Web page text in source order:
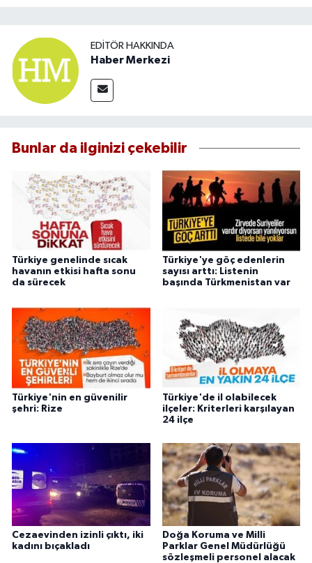
EDITÖR HAKKINDA
Haber Merkezi
Bunlar da ilginizi çekebilir
Türkiye genelinde sıcak
havanın etkisi hafta sonu
da sürecek
Türkiye'ye göç edenlerin
sayısı arttı: Listenin
başında Türkmenistan var
Türkiye'nin en güvenilir
şehri: Rize
Türkiye'de il olabilecek
ilçeler: Kriterleri karşılayan
24 ilçe
Cezaevinden izinli çıktı, iki
kadını bıçakladı
Doğa Koruma ve Milli
Parklar Genel Müdürlüğü
sözleşmeli personel alacak